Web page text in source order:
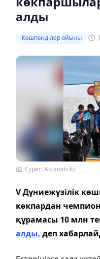
алды
Көшпенділер ойыны
Сурет: Astanatv.kz
V Дүниежүзілік
көкпардан
құрамасы 10 млн
алды, деп